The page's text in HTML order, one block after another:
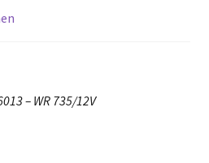
– WR 735/12V